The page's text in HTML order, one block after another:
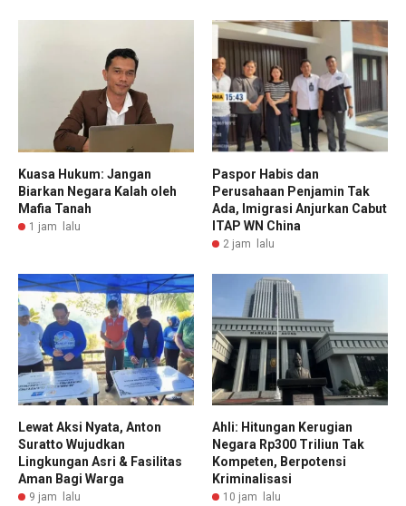
Kuasa Hukum: Jangan
Biarkan Negara Kalah oleh
Mafia Tanah
1 jam lalu
Paspor Habis dan
Perusahaan Penjamin Tak
Ada, Imigrasi Anjurkan Cabut
ITAP WN China
2 jam lalu
Lewat Aksi Nyata, Anton
Suratto Wujudkan
Lingkungan Asri & Fasilitas
Aman Bagi Warga
9 jam lalu
Ahli: Hitungan Kerugian
Negara Rp300 Triliun Tak
Kompeten, Berpotensi
Kriminalisasi
10 jam lalu